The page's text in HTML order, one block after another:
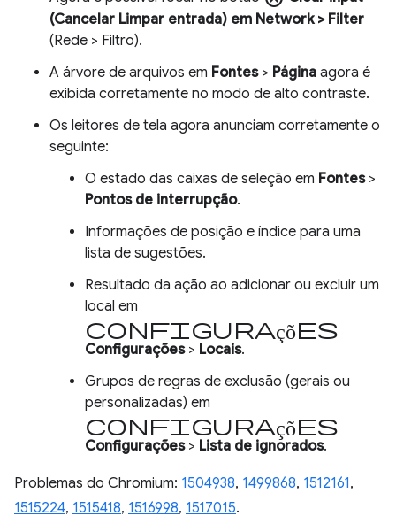
(Cancelar Limpar entrada) em Network> Filter
(Rede > Filtro).
A árvore de arquivos em Fontes> Página agora é
exibida corretamente no modo de alto contraste.
Os leitores de tela agora anunciam corretamente o
seguinte:
O estado das caixas de seleção em Fontes>
Pontos de interrupção.
Informações de posição e índice para uma
lista de sugestões.
Resultado da ação ao adicionar ou excluir um
local em
configurações
Configurações> Locais.
Grupos de regras de exclusão (gerais ou
personalizadas) em
configurações
Configurações> Lista de ignorados.
Problemas do Chromium: 1504938, 1499868, 1512161,
1515224, 1515418, 1516998, 1517015.